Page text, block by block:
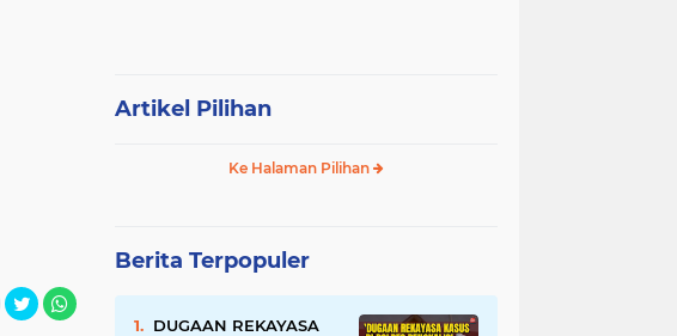
Artikel Pilihan
Ke Halaman Pilihan
Berita Terpopuler
DUGAAN REKAYASA